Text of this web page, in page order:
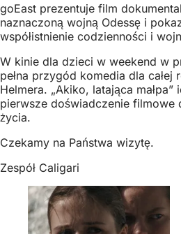
a
j
:
goEast prezentuje film
naznaczoną wojną Odessę i
współistnienie codzienności i
W kinie dla dzieci w weekend w
pełna przygód komedia dla całej
Helmera. „Akiko, latająca
pierwsze doświadczenie
życia.
Czekamy na Państwa wizytę.
Zespół Caligari